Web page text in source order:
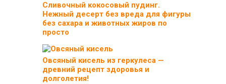
Сливочный кокосовый пудинг.
Нежный десерт без вреда для фигуры
без сахара и животных жиров по
просто
Овсяный кисель из геркулеса —
древний рецепт здоровья и
долголетия!